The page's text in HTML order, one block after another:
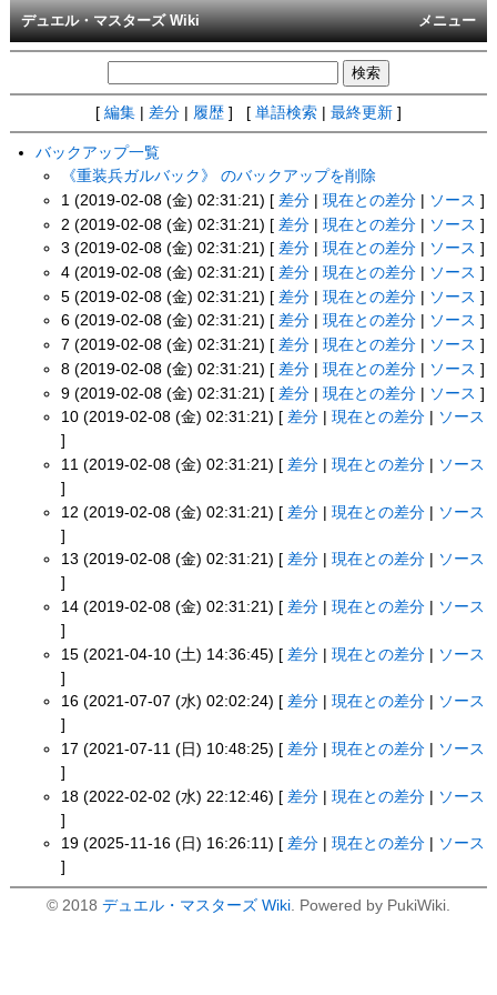
メニュー
デュエル・マスターズ Wiki
[ 編集 差分 履歴 ] [ 単語検索 最終更新 ]
バックアップ一覧
《重装兵ガルバック》 のバックアップを削除
1 (2019-02-08 (金) 02:31:21) [ 差分 |現在との差分 ソース ]
2 (2019-02-08 (金) 02:31:21) [ 差分 |現在との差分 ソース ]
3 (2019-02-08 (金) 02:31:21) [ 差分 |現在との差分 ソース ]
4 (2019-02-08 (金) 02:31:21) [ 差分 |現在との差分 ソース ]
5 (2019-02-08 (金) 02:31:21) [ 差分 |現在との差分 ソース ]
6 (2019-02-08 (金) 02:31:21) [ 差分 |現在との差分 ソース ]
7 (2019-02-08 (金) 02:31:21) [ 差分 |現在との差分 ソース ]
8 (2019-02-08 (金) 02:31:21) [ 差分 |現在との差分 ソース ]
9 (2019-02-08 (金) 02:31:21) [ 差分 |現在との差分 | ソース ]
10 (2019-02-08 (金) 02:31:21) [ 差分 |現在との差分
ソース
]
11 (2019-02-08 (金) 02:31:21) [ 差分 |現在との差分
ソース
]
12 (2019-02-08 (金) 02:31:21) [ 差分 |現在との差分 | ソース
]
13 (2019-02-08 (金) 02:31:21) [ 差分 |現在との差分
ソース
]
14 (2019-02-08 (金) 02:31:21) [ 差分 |現在との差分
ソース
]
15 (2021-04-10 (土) 14:36:45) [ 差分 |現在との差分 | ソース
]
16 (2021-07-07 (水) 02:02:24) [ 差分 |現在との差分
ソース
]
17 (2021-07-11 (日) 10:48:25) [ 差分 |現在との差分
ソース
]
18 (2022-02-02 (水) 22:12:46) [ 差分 |現在との差分 | ソース
]
19 (2025-11-16 (日) 16:26:11) [ 差分 |現在との差分
ソース
]
© 2018 デュエル・マスターズ Wiki . Powered by PukiWiki.